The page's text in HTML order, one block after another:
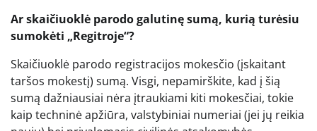
Ar skaičiuoklė parodo galutinę sumą, kurią turėsiu
sumokėti „Regitroje“?
Skaičiuoklė parodo registracijos mokesčio (įskaitant
taršos mokestį) sumą. Visgi, nepamirškite, kad į šią
sumą dažniausiai nėra įtraukiami kiti mokesčiai, tokie
kaip techninė apžiūra, valstybiniai numeriai (jei jų reikia